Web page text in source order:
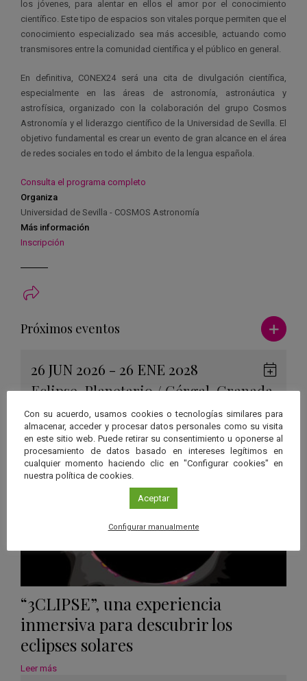
los jóvenes, para alentar en ellos el amor por el conocimiento
científico. Este tipo de espacios son vitales porque permiten que el
conocimiento especializado sea más accesible, actuando como
transmisores entre la comunidad científica y el público en general.
En definitiva, CONEX24 será una cita de divulgación científica,
especialmente en las áreas de astronomía, astronáutica y
astrofísica, organizado con la colaboración del grupo Cosmos
Astronomía y el liderazgo científico de la Universidad de Sevilla. El
objetivo fundamental es crear un evento de gran alcance en el área
de redes sociales en todo el ámbito de la lengua española.
Consulta el programa completo
Organiza
Universidad de Sevilla - COSMOS Astronomía
Más información
Inscripción
Próximos eventos Ver más
26 JUN 2026 - 26 ENE 2028
Eclipse,Planetario/Gérgal,Granada,
Málaga,Sevilla
“3CLIPSE”, una experiencia
inmersiva para descubrir los
eclipses solares
Leer más
Con su acuerdo, usamos cookies o tecnologías similares para
almacenar, acceder y procesar datos personales como su visita
en este sitio web. Puede retirar su consentimiento u oponerse al
procesamiento de datos basado en intereses legítimos en
cualquier momento haciendo clic en "Configurar cookies" en
nuestra política de cookies.
Aceptar
Configurar manualmente